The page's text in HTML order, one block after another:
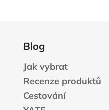
Blog
Jak vybrat
Recenze produktů
Cestování